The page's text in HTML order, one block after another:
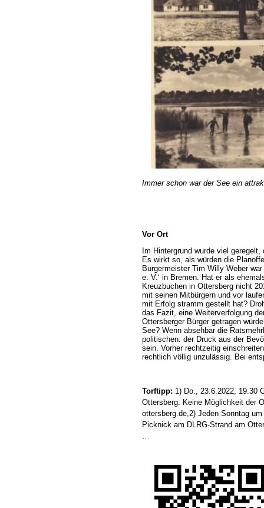
Immer schon war der See ein
Vor Ort
Im Hintergrund wurde viel
Es wirkt so, als würden die
Bürgermeister Tim Willy Weber
e. V.‘ in Bremen. Hat er als
Kreuzbuchen in Ottersberg nicht
mit seinen Mitbürgern und vor
mit Erfolg stramm gestellt hat?
das Fazit, eine Weiterverfolgung
Ottersberger Bürger getragen
See? Wenn absehbar die
politischen: der Druck aus der
sein. Vorher rechtzeitig
rechtlich völlig unzulässig. Bei
Torftipp: 1) Do., 23.6.2022, 19.30
Ottersberg. Keine Möglichkeit der
ottersberg.de,2) Jeden Sonntag
Picknick am DLRG-Strand am
…